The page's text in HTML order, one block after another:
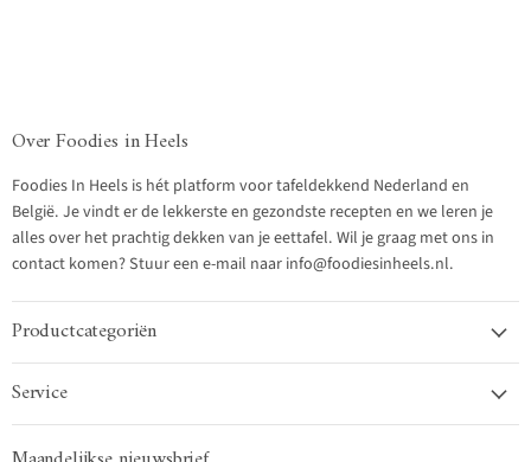
Over Foodies in Heels
Foodies In Heels is hét platform voor tafeldekkend Nederland en
België. Je vindt er de lekkerste en gezondste recepten en we leren je
alles over het prachtig dekken van je eettafel. Wil je graag met ons in
contact komen? Stuur een e-mail naar info@foodiesinheels.nl.
Productcategoriën
Service